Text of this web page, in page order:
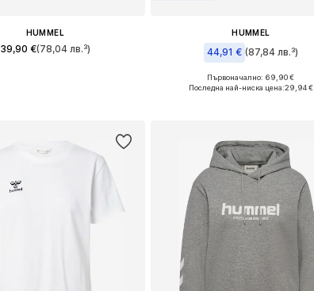
HUMMEL
39,90 €(78,04 лв.³)
HUMMEL
44,91 € (87,84 лв.³)
+7
Предлага се в много размери
Първоначално: 69,90 €
Последна най-ниска цена:29,94 €